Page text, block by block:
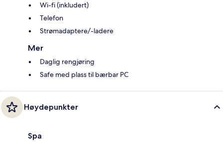
Wi-fi (inkludert)
Telefon
Strømadaptere/-ladere
Mer
Daglig rengjøring
Safe med plass til bærbar PC
Høydepunkter
Spa